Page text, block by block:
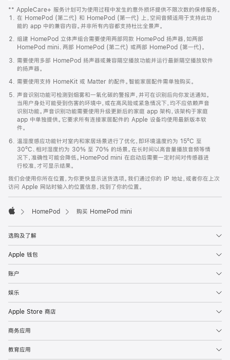
窗
口
中
打
开)
** AppleCare+ 服务计划可为使用过程中发生的意外损坏提供不限次数的保修服务。
在 HomePod (第二代) 和 HomePod (第一代) 上，空间音频适用于支持此功
能的 app 中的兼容内容。并非所有内容都支持杜比全景声。
组建 HomePod 立体声组合需要使用两部同款 HomePod 扬声器，如两部
HomePod mini、两部 HomePod (第二代) 或两部 HomePod (第一代)。
需要使用多部 HomePod 扬声器或兼容隔空播放功能并运行最新隔空播放软件
的扬声器。
需要使用支持 HomeKit 或 Matter 的配件。智能家居配件需单独购买。
声音识别功能可检测到烟雾和一氧化碳的警报声，并可在识别后向你发送通知。
当用户身处可能受到伤害的环境中，或在高风险或紧急情况下，均不应依赖声音
识别功能。声音识别功能需要使用升级更新后的家庭 app 架构，该架构于家庭
app 中单独提供。它要求所有连接家居配件的 Apple 设备均使用最新版本软
件。
温湿度感应功能针对室内和家居场景进行了优化，即环境温度约为 15ºC 至
30ºC、相对湿度约为 30% 至 70% 的场景。在长时间以高音量播放音频等情
况下，准确性可能会降低。HomePod mini 在启动后需要一定时间对传感器进
行校准，才可显示结果。
我们会使用你所在位置，为你更快显示送货选项。我们通过你的 IP 地址，或者你在上次
访问 Apple 网站时输入的位置信息，找到了你的位置。
HomePod 购买 HomePod mini
选购及了解
Apple 钱包
账户
娱乐
Apple Store 商店
商务应用
教育应用